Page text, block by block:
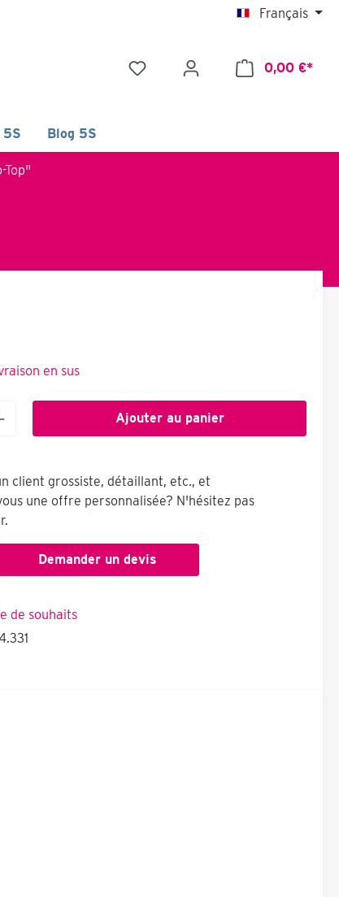
Français
0,00 €*
Blog 5S
Top"
en sus
Ajouter au panier
client grossiste, détaillant, etc., et
une offre personnalisée? N'hésitez pas
Demander un devis
de souhaits